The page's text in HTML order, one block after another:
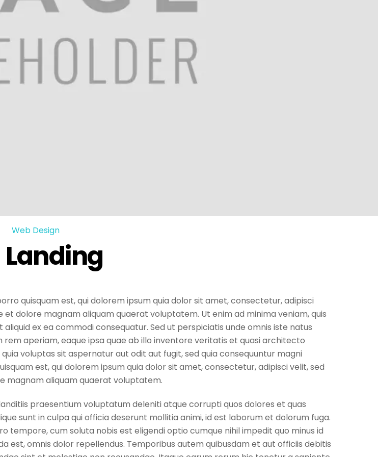
Web Design
Landing
quisquam est, qui dolorem ipsum quia dolor sit amet, consectetur, adipisci
dolore magnam aliquam quaerat voluptatem. Ut enim ad minima veniam, quis
ex ea commodi consequatur. Sed ut perspiciatis unde omnis iste natus
aperiam, eaque ipsa quae ab illo inventore veritatis et quasi architecto
voluptas sit aspernatur aut odit aut fugit, sed quia consequuntur magni
est, qui dolorem ipsum quia dolor sit amet, consectetur, adipisci velit, sed
magnam aliquam quaerat voluptatem.
praesentium voluptatum deleniti atque corrupti quos dolores et quas
sunt in culpa qui officia deserunt mollitia animi, id est laborum et dolorum fuga.
tempore, cum soluta nobis est eligendi optio cumque nihil impedit quo minus id
est, omnis dolor repellendus. Temporibus autem quibusdam et aut officiis debitis